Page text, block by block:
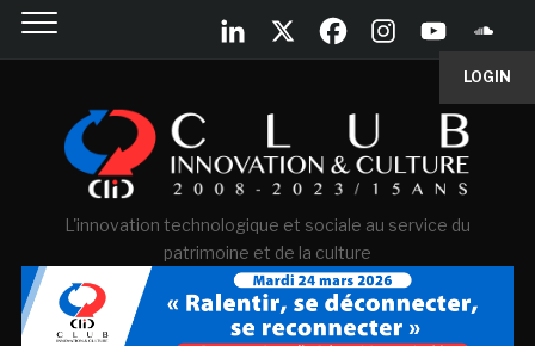
LOGIN
L'innovation technologique et sociale au service du
patrimoine et de la culture